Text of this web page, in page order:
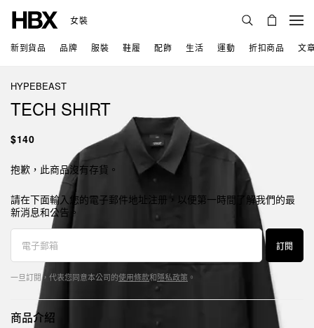
女裝
新到貨品 品牌 服裝 鞋履 配飾 生活 運動 折扣商品 文
HYPEBEAST
TECH SHIRT
$140
抱歉，此商品沒有存貨。
請在下面輸入您的電子郵件地址注册，以便第一時間了解我們的最
新消息和公告。
訂閱
一旦訂閱，代表您同意本公司的使用條款和隱私政策 。
商品介紹